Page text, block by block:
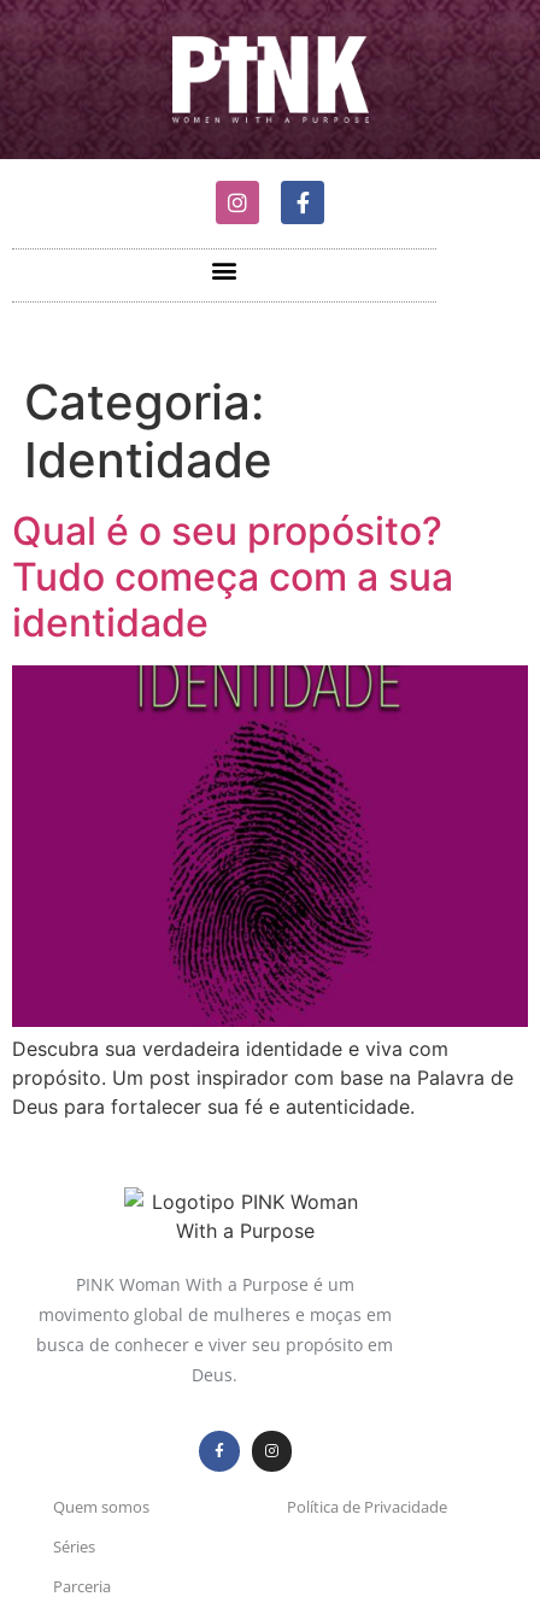
Categoria:
Identidade
Qual é o seu propósito?
Tudo começa com a sua
identidade
Descubra sua verdadeira identidade e viva com
propósito. Um post inspirador com base na Palavra de
Deus para fortalecer sua fé e autenticidade.
PINK Woman With a Purpose é um
movimento global de mulheres e moças em
busca de conhecer e viver seu propósito em
Deus.
Quem somos
Séries
Parceria
Política de Privacidade